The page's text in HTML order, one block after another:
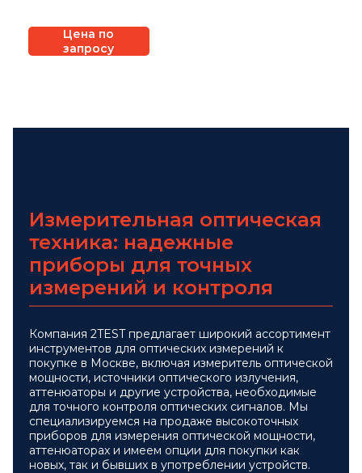
Цена по
запросу
Измерительная оптическая
техника: надежные
приборы для точных
измерений и контроля
Компания 2TEST предлагает широкий ассортимент
инструментов для оптических измерений к
покупке в Москве, включая измеритель оптической
мощности, источники оптического излучения,
аттенюаторы и другие устройства, необходимые
для точного контроля оптических сигналов. Мы
специализируемся на продаже высокоточных
приборов для измерения оптической мощности,
аттенюаторах и имеем опции для покупки как
новых, так и бывших в употреблении устройств.